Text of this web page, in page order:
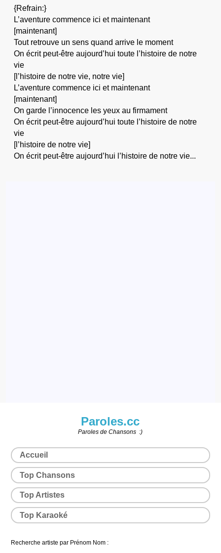
{Refrain:}
L’aventure commence ici et maintenant
[maintenant]
Tout retrouve un sens quand arrive le moment
On écrit peut-être aujourd’hui toute l’histoire de notre
vie
[l’histoire de notre vie, notre vie]
L’aventure commence ici et maintenant
[maintenant]
On garde l’innocence les yeux au firmament
On écrit peut-être aujourd’hui toute l’histoire de notre
vie
[l’histoire de notre vie]
On écrit peut-être aujourd’hui l’histoire de notre vie...
Paroles.cc
Paroles de Chansons :)
Accueil
Top Chansons
Top Artistes
Top Karaoké
Recherche artiste par Prénom Nom :